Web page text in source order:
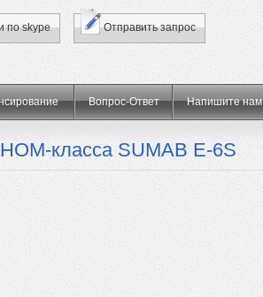
по skype Отправить запрос
Вопрос-Ответ Напишите нам
класса SUMAB E-6S